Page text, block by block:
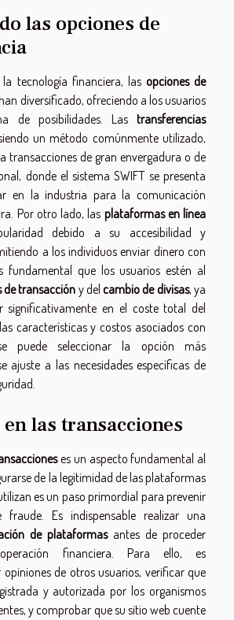
las opciones de
tecnología financiera, las opciones de
diversificado, ofreciendo a los usuarios
de posibilidades. Las transferencias
un método comúnmente utilizado,
transacciones de gran envergadura o de
donde el sistema SWIFT se presenta
en la industria para la comunicación
Por otro lado, las plataformas en línea
debido a su accesibilidad y
a los individuos enviar dinero con
fundamental que los usuarios estén al
de transacción y delcambio de divisas, ya
significativamente en el coste total del
características y costos asociados con
puede seleccionar la opción más
ajuste a las necesidades específicas de
las transacciones
es un aspecto fundamental al
de la legitimidad de las plataformas
es un paso primordial para prevenir
Es indispensable realizar una
de plataformasantes de proceder
financiera. Para ello, es
opiniones de otros usuarios, verificar que
y autorizada por los organismos
y comprobar que su sitio web cuente